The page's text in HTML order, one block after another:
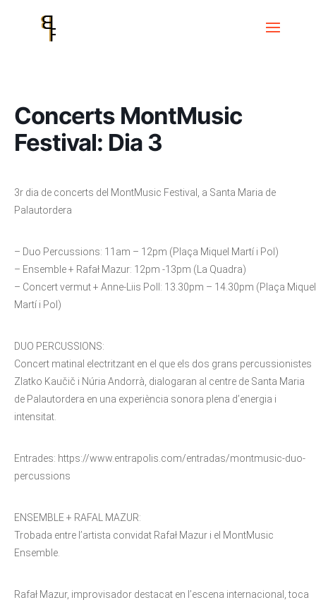
Events
Concerts MontMusic Festival: Dia
Concerts MontMusic
Festival: Dia 3
3r dia de concerts del MontMusic Festival, a Santa Maria de
Palautordera
– Duo Percussions: 11am – 12pm (Plaça Miquel Martí i Pol)
– Ensemble + Rafał Mazur: 12pm -13pm (La Quadra)
– Concert vermut + Anne-Liis Poll: 13.30pm – 14.30pm (Plaça Miquel
Martí i Pol)
DUO PERCUSSIONS:
Concert matinal electritzant en el que els dos grans percussionistes
Zlatko Kaučič i Núria Andorrà, dialogaran al centre de Santa Maria
de Palautordera en una experiència sonora plena d’energia i
intensitat.
Entrades: https://www.entrapolis.com/entradas/montmusic-duo-
percussions
ENSEMBLE + RAFAL MAZUR:
Trobada entre l’artista convidat Rafał Mazur i el MontMusic
Ensemble.
Rafał Mazur, improvisador destacat en l’escena internacional, toca